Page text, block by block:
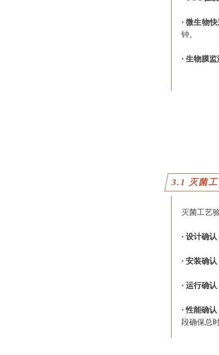
· 微生物
钟。
· 生物膜
3.1 灭菌
灭菌工艺
· 设计确
· 安装确
· 运行确
· 性能确
段确保总